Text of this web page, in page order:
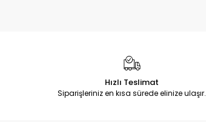
Hızlı Teslimat
Siparişleriniz en kısa sürede elinize ulaşır.